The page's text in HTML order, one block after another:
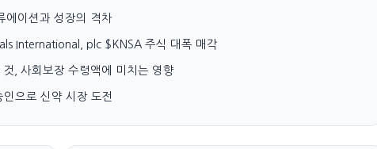
에이션과 성장의 격차
International, plc $KNSA 주식 대폭 매각
, 사회보장 수령액에 미치는 영향
인으로 신약 시장 도전